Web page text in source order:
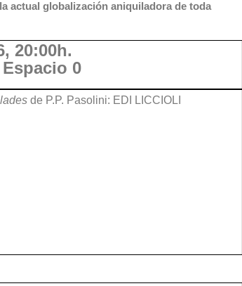
actual globalización aniquiladora de toda
20:00h.
0
de P.P. Pasolini: EDI LICCIOLI